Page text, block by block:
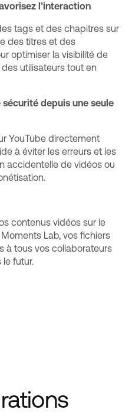
l’interaction
tags et des chapitres sur
des titres et des
optimiser la visibilité de
utilisateurs tout en
depuis une seule
YouTube directement
à éviter les erreurs et les
accidentelle de vidéos ou
contenus vidéos sur le
Lab, vos fichiers
à tous vos collaborateurs
le futur.